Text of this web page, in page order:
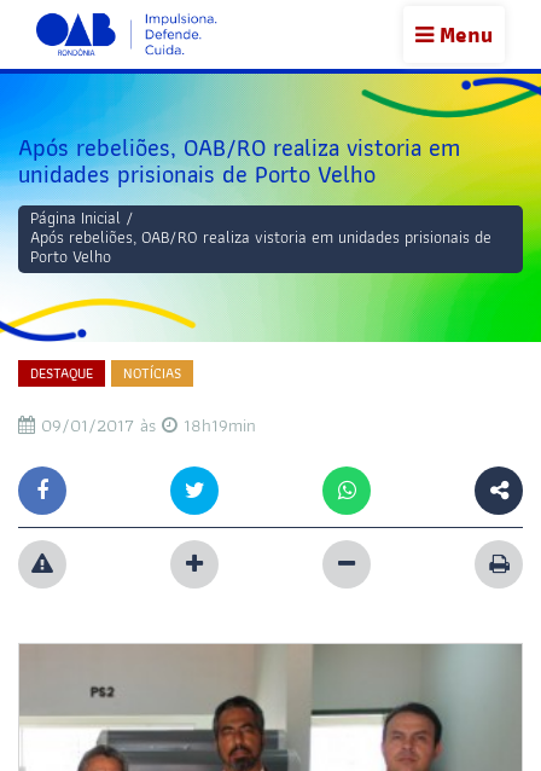
Menu
Após rebeliões, OAB/RO realiza vistoria em
unidades prisionais de Porto Velho
Página Inicial /
Após rebeliões, OAB/RO realiza vistoria em unidades prisionais de
Porto Velho
DESTAQUE NOTÍCIAS
09/01/2017 às 18h19min